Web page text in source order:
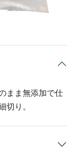
まま無添加で仕
切り。